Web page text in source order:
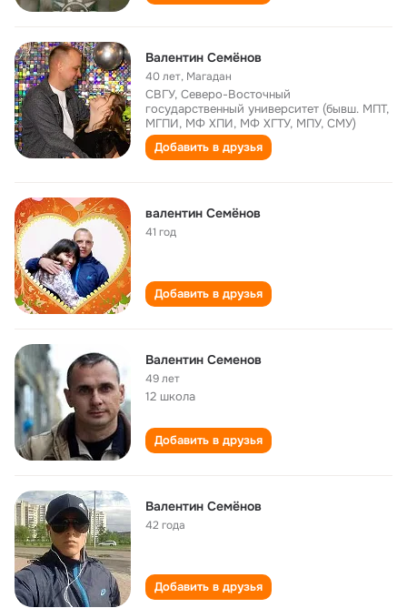
Валентин Семёнов
40 лет, Магадан
СВГУ, Северо-Восточный
государственный университет (бывш. МПТ,
МГПИ, МФ ХПИ, МФ ХГТУ, МПУ, СМУ)
Добавить в друзья
валентин Семёнов
41 год
Добавить в друзья
Валентин Семенов
49 лет
12 школа
Добавить в друзья
Валентин Семёнов
42 года
Добавить в друзья